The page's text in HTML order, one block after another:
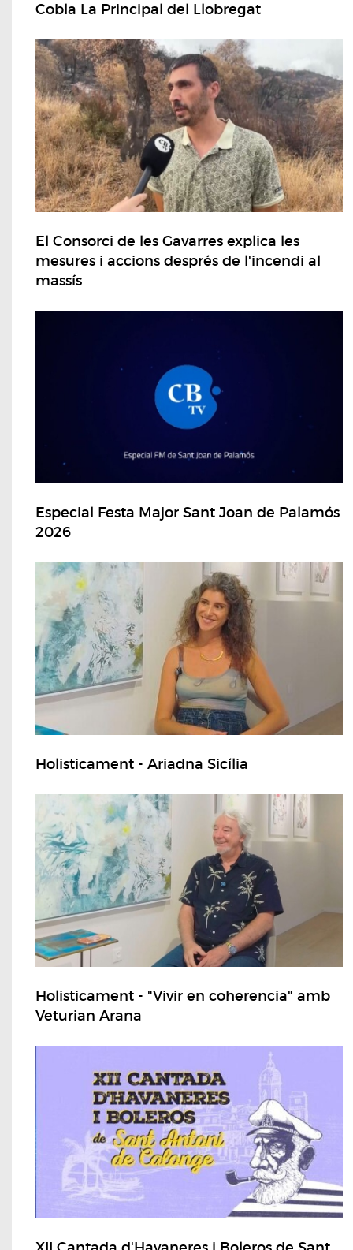
Cobla La Principal del Llobregat
El Consorci de les Gavarres explica les
mesures i accions després de l'incendi al
massís
Especial Festa Major Sant Joan de Palamós
2026
Holisticament - Ariadna Sicília
Holisticament - "Vivir en coherencia" amb
Veturian Arana